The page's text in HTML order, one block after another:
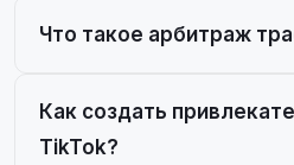
Что такое арбитраж
Как создать
TikTok?